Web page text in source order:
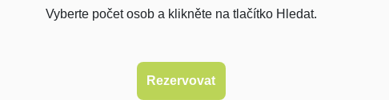
Vyberte počet osob a klikněte na tlačítko Hledat.